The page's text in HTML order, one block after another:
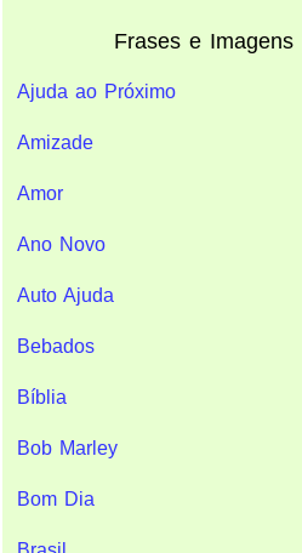
Frases e Imagens
Ajuda ao Próximo
Amizade
Amor
Ano Novo
Auto Ajuda
Bebados
Bíblia
Bob Marley
Bom Dia